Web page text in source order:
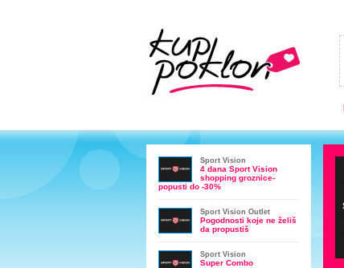
Sport Vision
4 dana Sport Vision
shopping groznice-
popusti do -30%
Sport Vision Outlet
Pogodnosti koje ne želiš
da propustiš
Sport Vision
Super Combo